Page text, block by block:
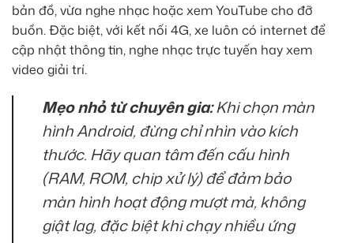
bản đồ, vừa nghe nhạc hoặc xem YouTube cho đỡ
buồn. Đặc biệt, với kết nối 4G, xe luôn có internet để
cập nhật thông tin, nghe nhạc trực tuyến hay xem
video giải trí.
Mẹo nhỏ từ chuyên gia:Khi chọn màn
hình Android, đừng chỉ nhìn vào kích
thước. Hãy quan tâm đến cấu hình
(RAM, ROM, chip xử lý) để đảm bảo
màn hình hoạt động mượt mà, không
giật lag, đặc biệt khi chạy nhiều ứng